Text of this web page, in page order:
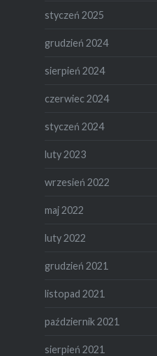
styczeń 2025
grudzień 2024
sierpień 2024
czerwiec 2024
styczeń 2024
luty 2023
wrzesień 2022
maj 2022
luty 2022
grudzień 2021
listopad 2021
październik 2021
sierpień 2021